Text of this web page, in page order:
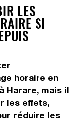
LES
SI
horaire en
Harare, mais il
les effets,
réduire les